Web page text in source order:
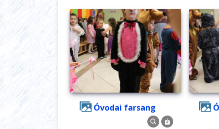
Óvodai farsang